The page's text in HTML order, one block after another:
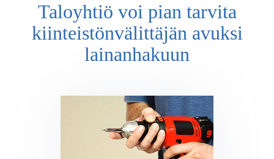
Taloyhtiö voi pian tarvita
kiinteistönvälittäjän avuksi
lainanhakuun